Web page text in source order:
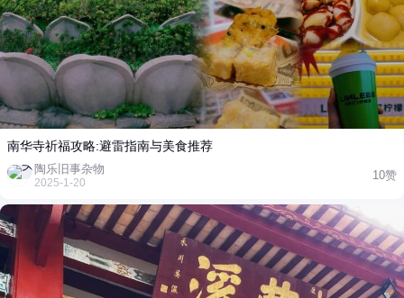
南华寺祈福攻略:避雷指南与美食推荐
陶乐旧事杂物
2025-1-20
10赞